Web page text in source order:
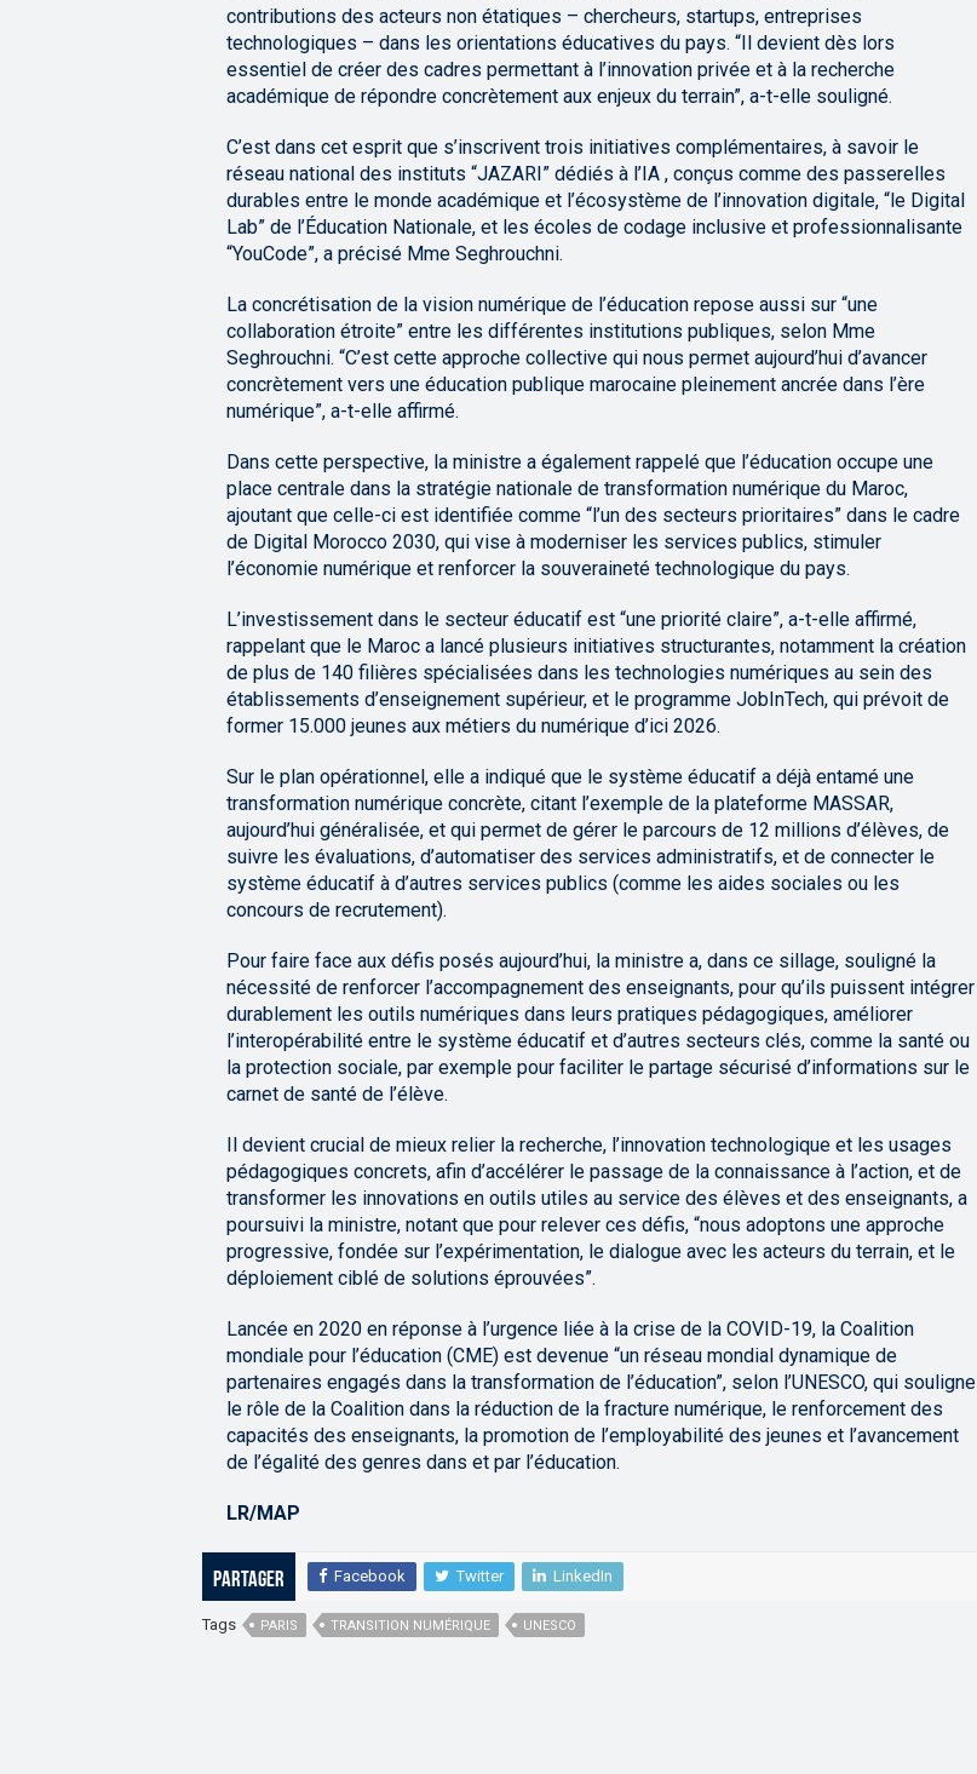
contributions des acteurs non étatiques – chercheurs, startups, entreprises
technologiques – dans les orientations éducatives du pays. “Il devient dès lors
essentiel de créer des cadres permettant à l’innovation privée et à la recherche
académique de répondre concrètement aux enjeux du terrain”, a-t-elle souligné.
C’est dans cet esprit que s’inscrivent trois initiatives complémentaires, à savoir le
réseau national des instituts “JAZARI” dédiés à l’IA , conçus comme des passerelles
durables entre le monde académique et l’écosystème de l’innovation digitale, “le Digital
Lab” de l’Éducation Nationale, et les écoles de codage inclusive et professionnalisante
“YouCode”, a précisé Mme Seghrouchni.
La concrétisation de la vision numérique de l’éducation repose aussi sur “une
collaboration étroite” entre les différentes institutions publiques, selon Mme
Seghrouchni. “C’est cette approche collective qui nous permet aujourd’hui d’avancer
concrètement vers une éducation publique marocaine pleinement ancrée dans l’ère
numérique”, a-t-elle affirmé.
Dans cette perspective, la ministre a également rappelé que l’éducation occupe une
place centrale dans la stratégie nationale de transformation numérique du Maroc,
ajoutant que celle-ci est identifiée comme “l’un des secteurs prioritaires” dans le cadre
de Digital Morocco 2030, qui vise à moderniser les services publics, stimuler
l’économie numérique et renforcer la souveraineté technologique du pays.
L’investissement dans le secteur éducatif est “une priorité claire”, a-t-elle affirmé,
rappelant que le Maroc a lancé plusieurs initiatives structurantes, notamment la création
de plus de 140 filières spécialisées dans les technologies numériques au sein des
établissements d’enseignement supérieur, et le programme JobInTech, qui prévoit de
former 15.000 jeunes aux métiers du numérique d’ici 2026.
Sur le plan opérationnel, elle a indiqué que le système éducatif a déjà entamé une
transformation numérique concrète, citant l’exemple de la plateforme MASSAR,
aujourd’hui généralisée, et qui permet de gérer le parcours de 12 millions d’élèves, de
suivre les évaluations, d’automatiser des services administratifs, et de connecter le
système éducatif à d’autres services publics (comme les aides sociales ou les
concours de recrutement).
Pour faire face aux défis posés aujourd’hui, la ministre a, dans ce sillage, souligné la
nécessité de renforcer l’accompagnement des enseignants, pour qu’ils puissent intégrer
durablement les outils numériques dans leurs pratiques pédagogiques, améliorer
l’interopérabilité entre le système éducatif et d’autres secteurs clés, comme la santé ou
la protection sociale, par exemple pour faciliter le partage sécurisé d’informations sur le
carnet de santé de l’élève.
Il devient crucial de mieux relier la recherche, l’innovation technologique et les usages
pédagogiques concrets, afin d’accélérer le passage de la connaissance à l’action, et de
transformer les innovations en outils utiles au service des élèves et des enseignants, a
poursuivi la ministre, notant que pour relever ces défis, “nous adoptons une approche
progressive, fondée sur l’expérimentation, le dialogue avec les acteurs du terrain, et le
déploiement ciblé de solutions éprouvées”.
Lancée en 2020 en réponse à l’urgence liée à la crise de la COVID-19, la Coalition
mondiale pour l’éducation (CME) est devenue “un réseau mondial dynamique de
partenaires engagés dans la transformation de l’éducation”, selon l’UNESCO, qui souligne
le rôle de la Coalition dans la réduction de la fracture numérique, le renforcement des
capacités des enseignants, la promotion de l’employabilité des jeunes et l’avancement
de l’égalité des genres dans et par l’éducation.
LR/MAP
Partager Facebook Twitter LinkedIn
Tags PARIS TRANSITION NUMÉRIQUE UNESCO